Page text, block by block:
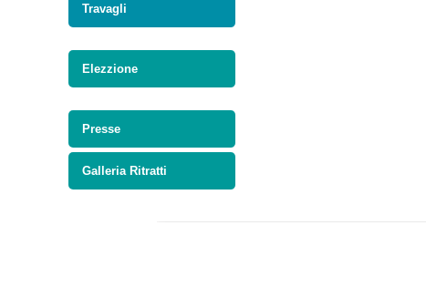
Travagli
Elezzione
Presse
Galleria Ritratti